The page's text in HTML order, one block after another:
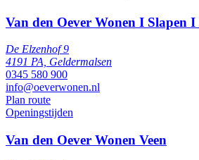
Van den Oever Wonen I Slapen I
De Elzenhof 9
4191 PA, Geldermalsen
0345 580 900
info@oeverwonen.nl
Plan route
Openingstijden
Van den Oever Wonen Veen